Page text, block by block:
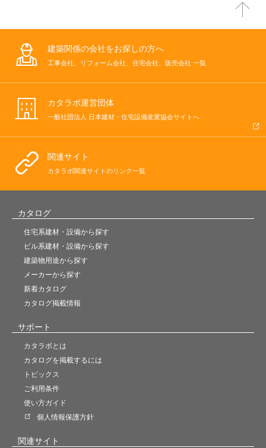
建築関係の会社をお探しの方へ
工事会社、リフォーム会社、住宅会社、販売会社 一覧
カタラボ運営団体
一般社団法人 日本建材・住宅設備産業協会サイトへ
関連サイト
カタラボ関連サイトのリンク一覧
カタログ
住宅系建材・設備から探す
ビル系建材・設備から探す
建築物用途から探す
メーカーから探す
新着カタログ
カタログ掲載情報
サポート
カタラボとは
カタログを掲載するには
トピックス
ご利用条件
使い方ガイド
個人情報保護方針
関連サイト